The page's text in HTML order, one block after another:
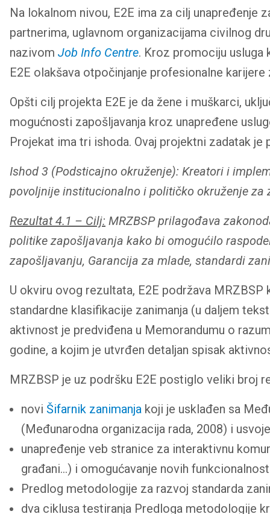
Na lokalnom nivou, E2E ima za cilj unapređenje
partnerima, uglavnom organizacijama civilnog
nazivom Job Info Centre. Kroz promociju usluga
E2E olakšava otpočinjanje profesionalne
Opšti cilj projekta E2E je da žene i muškarci,
mogućnosti zapošljavanja kroz unapređene
Projekat ima tri ishoda. Ovaj projektni zadatak
Ishod 3 (Podsticajno okruženje): Kreatori i
povoljnije institucionalno i političko okruženje za
Rezultat 4.1 – Cilj: MRZBSP prilagođava
politike zapošljavanja kako bi omogućilo
zapošljavanju, Garancija za mlade, standardi
U okviru ovog rezultata, E2E podržava
standardne klasifikacije zanimanja (u daljem
aktivnost je predviđena u Memorandumu o
godine, a kojim je utvrđen detaljan spisak
MRZBSP je uz podršku E2E postiglo veliki broj
noviŠifarnik zanimanja koji je usklađen sa
(Međunarodna organizacija rada, 2008) i
unapređenje veb stranice za interaktivnu
građani…) i omogućavanje novih
Predlog metodologije za razvoj standarda
dva ciklusa testiranja Predloga metodologije